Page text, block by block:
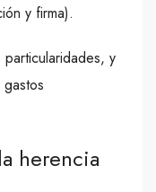
y firma).
y
herencia